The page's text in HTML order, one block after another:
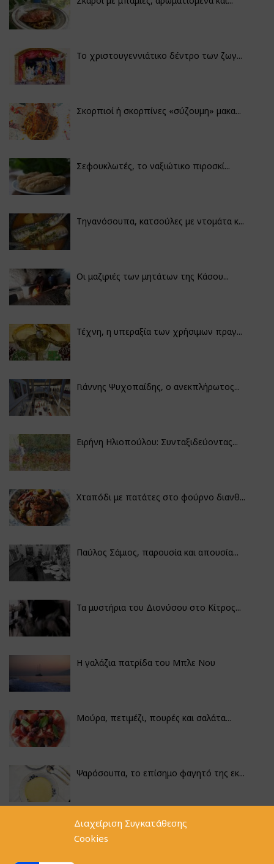
Διαχείριση Συγκατάθεσης
Cookies
Το χριστουγεννιάτικο δέντρο των ζωγ...
Σκορπιοί ή σκορπίνες «σύζουμη» μακα...
Σεφουκλωτές, το ναξιώτικο πιροσκί...
Τηγανόσουπα, κατσούλες με ντομάτα κ...
Οι μαζιριές των μητάτων της Κάσου...
Τέχνη, η υπεραξία των χρήσιμων πραγ...
Γιάννης Ψυχοπαίδης, ο ανεκπλήρωτος...
Ειρήνη Ηλιοπούλου: Συνταξιδεύοντας...
Χταπόδι με πατάτες στο φούρνο διανθ...
Παύλος Σάμιος, παρουσία και απουσία...
Τα μυστήρια του Διονύσου στο Κίτρος...
Η γαλάζια πατρίδα του Μπλε Νου
Μούρα, πετιμέζι, πουρές και σαλάτα...
Ψαρόσουπα, το επίσημο φαγητό της εκ...
Κουνουπίδι γιαχνί με την αλχημεία π...